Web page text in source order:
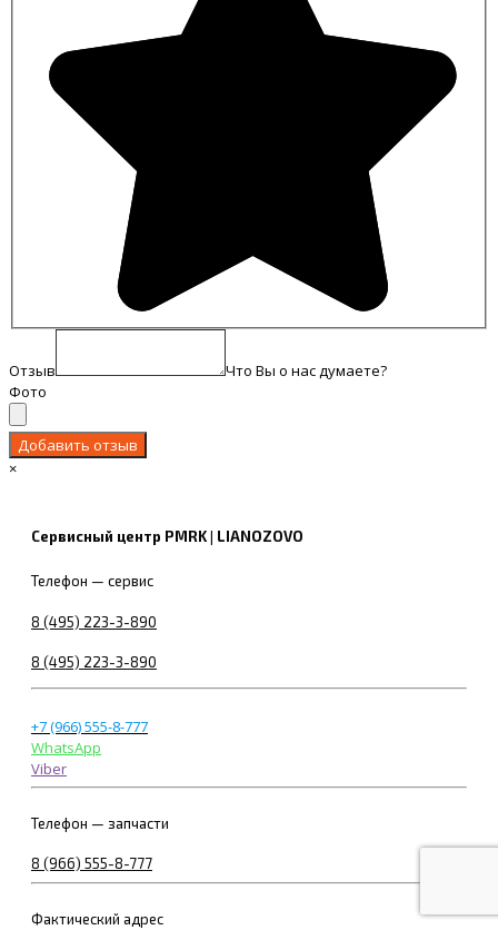
Отзыв
Что Вы о нас думаете?
Фото
×
Сервисный центр PMRK | LIANOZOVO
Телефон — сервис
8 (495) 223-3-890
8 (495) 223-3-890
+7 (966) 555-8-777
WhatsApp
Viber
Телефон — запчасти
8 (966) 555-8-777
Фактический адрес